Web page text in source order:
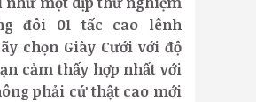
đôi 01 tấc cao lênh
chọn Giày Cưới với độ
cảm thấy hợp nhất với
phải cứ thật cao mới